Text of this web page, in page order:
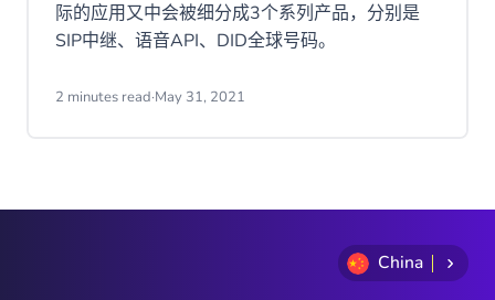
际的应用又中会被细分成3个系列产品，分别是
SIP中继、语音API、DID全球号码。
2 minutes read·May 31, 2021
China